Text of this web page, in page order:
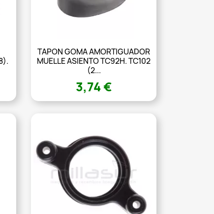
TAPON GOMA AMORTIGUADOR
MUELLE ASIENTO TC92H. TC102
(2...
3,74 €